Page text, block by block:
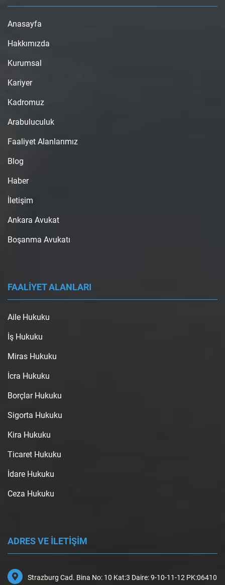
Anasayfa
Hakkımızda
Kurumsal
Kariyer
Kadromuz
Arabuluculuk
Faaliyet Alanlarımız
Blog
Haber
İletişim
Ankara Avukat
Boşanma Avukatı
FAALİYET ALANLARI
Aile Hukuku
İş Hukuku
Miras Hukuku
İcra Hukuku
Borçlar Hukuku
Sigorta Hukuku
Kira Hukuku
Ticaret Hukuku
İdare Hukuku
Ceza Hukuku
ADRES VE İLETİŞİM
Strazburg Cad. Bina No: 10 Kat:3 Daire: 9-10-11-12 PK:06410